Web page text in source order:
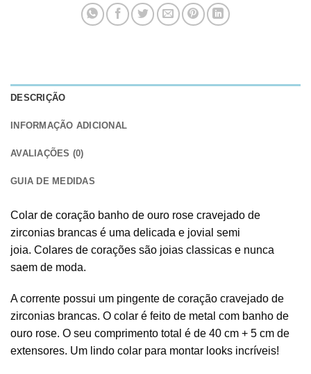
DESCRIÇÃO
INFORMAÇÃO ADICIONAL
AVALIAÇÕES (0)
GUIA DE MEDIDAS
Colar de coração banho de ouro rose cravejado de
zirconias brancas é uma delicada e jovial semi
joia. Colares de corações são joias classicas e nunca
saem de moda.
A corrente possui um pingente de coração cravejado de
zirconias brancas. O colar é feito de metal com banho de
ouro rose. O seu comprimento total é de 40 cm + 5 cm de
extensores. Um lindo colar para montar looks incríveis!